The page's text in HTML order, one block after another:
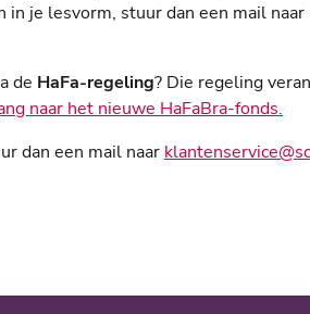
je lesvorm, stuur dan een mail naar
de HaFa-regeling? Die regeling
naar het nieuwe HaFaBra-fonds.
dan een mail naar